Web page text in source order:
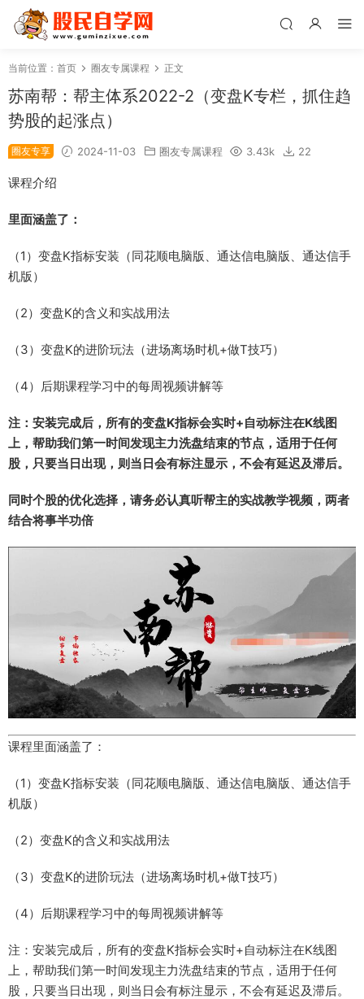
当前位置： 首页 圈友专属课程 正文
苏南帮：帮主体系2022-2（变盘K专栏，抓住趋
势股的起涨点）
圈友专享 2024-11-03 圈友专属课程 3.43k 22
课程介绍
里面涵盖了：
（1）变盘K指标安装（同花顺电脑版、通达信电脑版、通达信手
机版）
（2）变盘K的含义和实战用法
（3）变盘K的进阶玩法（进场离场时机+做T技巧）
（4）后期课程学习中的每周视频讲解等
注：安装完成后，所有的变盘K指标会实时+自动标注在K线图
上，帮助我们第一时间发现主力洗盘结束的节点，适用于任何
股，只要当日出现，则当日会有标注显示，不会有延迟及滞后。
同时个股的优化选择，请务必认真听帮主的实战教学视频，两者
结合将事半功倍
课程里面涵盖了：
（1）变盘K指标安装（同花顺电脑版、通达信电脑版、通达信手
机版）
（2）变盘K的含义和实战用法
（3）变盘K的进阶玩法（进场离场时机+做T技巧）
（4）后期课程学习中的每周视频讲解等
注：安装完成后，所有的变盘K指标会实时+自动标注在K线图
上，帮助我们第一时间发现主力洗盘结束的节点，适用于任何
股，只要当日出现，则当日会有标注显示，不会有延迟及滞后。